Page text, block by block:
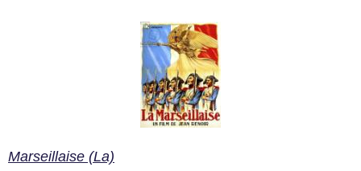
Marseillaise (La)